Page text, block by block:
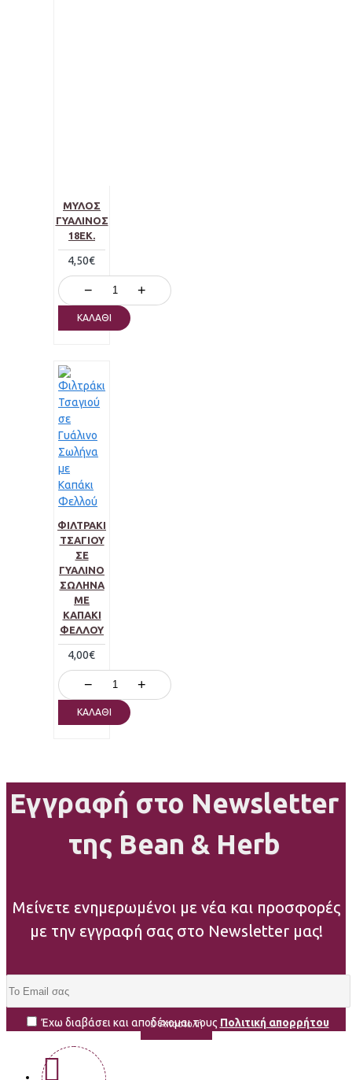
ΜΎΛΟΣ
ΓΥΆΛΙΝΟΣ
18ΕΚ.
4,50€
− +
ΚΑΛΆΘΙ
ΦΙΛΤΡΆΚΙ
ΤΣΑΓΙΟΎ
ΣΕ
ΓΥΆΛΙΝΟ
ΣΩΛΉΝΑ
ΜΕ
ΚΑΠΆΚΙ
ΦΕΛΛΟΎ
4,00€
− +
ΚΑΛΆΘΙ
Εγγραφή στο Newsletter
της Bean & Herb
Μείνετε ενημερωμένοι με νέα και προσφορές
με την εγγραφή σας στο Newsletter μας!
Αποστολή
Έχω διαβάσει και αποδέχομαι τους Πολιτική απορρήτου